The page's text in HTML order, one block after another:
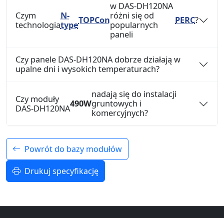
Czym
technologia
N-
typeTOPCon
w DAS-DH120NA
różni się od
popularnych
paneli
PERC?
Czy panele DAS-DH120NA dobrze działają w
upalne dni i wysokich temperaturach?
Czy moduły
DAS-DH120NA490W
nadają się do instalacji
gruntowych i
komercyjnych?
Powrót do bazy modułów
Drukuj specyfikację